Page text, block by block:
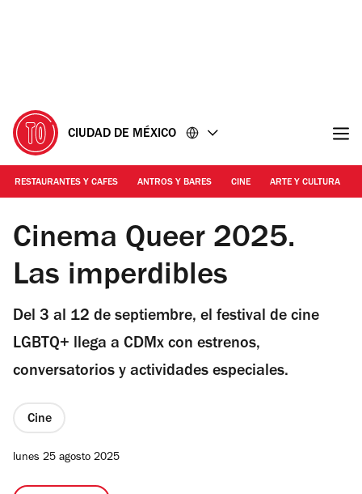
CIUDAD DE MÉXICO
RESTAURANTES Y CAFES ANTROS Y BARES CINE ARTE Y CULTURA
Foto: Cortesía
Cinema Queer 2025.
Las imperdibles
Del 3 al 12 de septiembre, el festival de cine
LGBTQ+ llega a CDMx con estrenos,
conversatorios y actividades especiales.
Cine
lunes 25 agosto 2025